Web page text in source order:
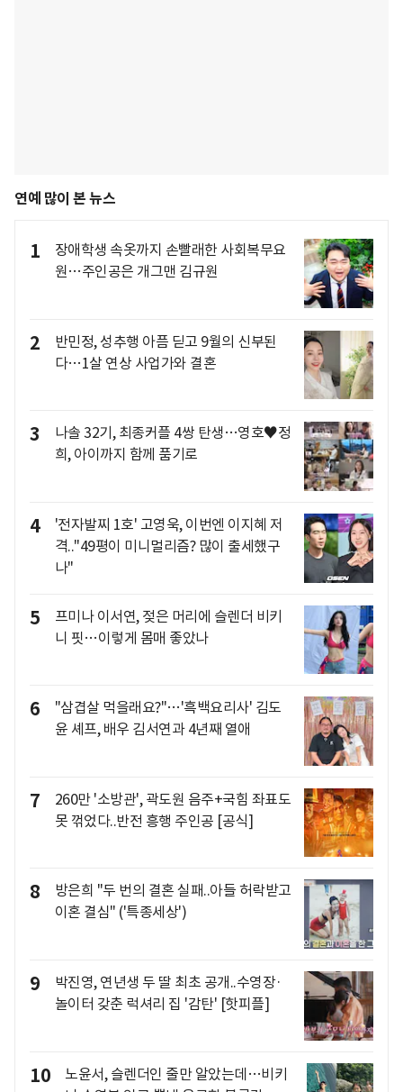
연예 많이 본 뉴스
1
장애학생 속옷까지 손빨래한 사회복무요
원…주인공은 개그맨 김규원
2
반민정, 성추행 아픔 딛고 9월의 신부된
다…1살 연상 사업가와 결혼
3
나솔 32기, 최종커플 4쌍 탄생…영호♥정
희, 아이까지 함께 품기로
4
'전자발찌 1호' 고영욱, 이번엔 이지혜 저
격.."49평이 미니멀리즘? 많이 출세했구
나"
5
프미나 이서연, 젖은 머리에 슬렌더 비키
니 핏…이렇게 몸매 좋았나
6
"삼겹살 먹을래요?"…'흑백요리사' 김도
윤 셰프, 배우 김서연과 4년째 열애
7
260만 '소방관', 곽도원 음주+국힘 좌표도
못 꺾었다..반전 흥행 주인공 [공식]
8
방은희 "두 번의 결혼 실패..아들 허락받고
이혼 결심" ('특종세상')
9
박진영, 연년생 두 딸 최초 공개..수영장·
놀이터 갖춘 럭셔리 집 '감탄' [핫피플]
10
노윤서, 슬렌더인 줄만 알았는데…비키